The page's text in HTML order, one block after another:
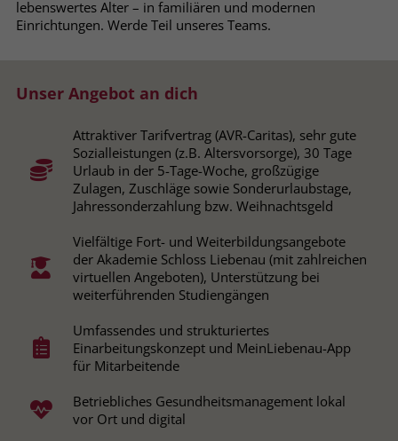
lebenswertes Alter – in familiären und modernen
Einrichtungen. Werde Teil unseres Teams.
Unser Angebot an dich
Attraktiver Tarifvertrag (AVR-Caritas), sehr gute
Sozialleistungen (z.B. Altersvorsorge), 30 Tage
Urlaub in der 5-Tage-Woche, großzügige
Zulagen, Zuschläge sowie Sonderurlaubstage,
Jahressonderzahlung bzw. Weihnachtsgeld
Vielfältige Fort- und Weiterbildungsangebote
der Akademie Schloss Liebenau (mit zahlreichen
virtuellen Angeboten), Unterstützung bei
weiterführenden Studiengängen
Umfassendes und strukturiertes
Einarbeitungskonzept und MeinLiebenau-App
für Mitarbeitende
Betriebliches Gesundheitsmanagement lokal
vor Ort und digital
Zweck
Behält die Zustände des Benutzers bei
allen Seitenanfragen bei.
cookie_optin
Anbieter www.stiftung-liebenau.de
Zweck
Behält die Zustimmung des Benutzers
zum Cookie Opt-In
__cf_bm
Browsers und die Einstellungen
exklusiv für diese Website zu speichern.
derselben Website durchgeführt
Benutzerkennung verknüpft werden.
_clsk
Laufzeit 1 Jahr
Zweck
Microsoft Clarity setzt dieses Cookie,
um die Seitenaufrufe eines Benutzers
zu speichern und in einer einzigen
Sitzungsaufzeichnung